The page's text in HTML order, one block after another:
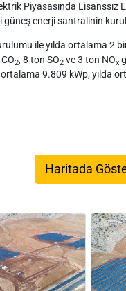
Piyasasında
enerji santralinin
ile yılda ortalama 2
2, 8 ton SO2ve 3 ton NOx
9.809 kWp, yılda
Haritada